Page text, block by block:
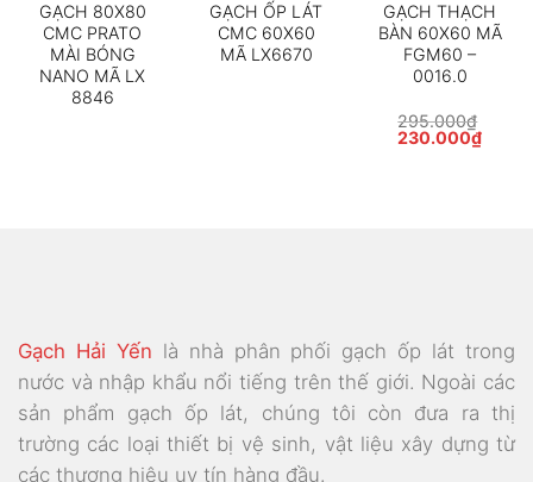
GẠCH 80X80
CMC PRATO
MÀI BÓNG
NANO MÃ LX
8846
GẠCH ỐP LÁT
CMC 60X60
MÃ LX6670
GẠCH THẠCH
BÀN 60X60 MÃ
FGM60 –
0016.0
295.000₫
Giá
230.000₫Giá
Gạch Hải Yến là nhà phân phối gạch ốp lát trong
nước và nhập khẩu nổi tiếng trên thế giới. Ngoài các
sản phẩm gạch ốp lát, chúng tôi còn đưa ra thị
trường các loại thiết bị vệ sinh, vật liệu xây dựng từ
các thương hiệu uy tín hàng đầu.